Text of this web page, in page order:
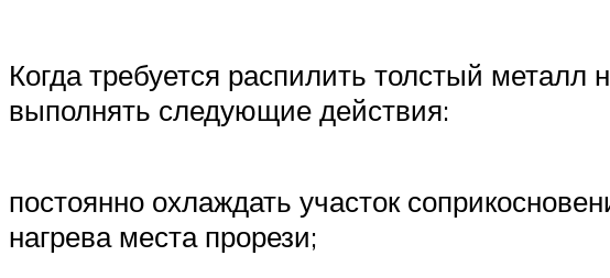
Когда требуется распилить толстый
выполнять следующие действия:
постоянно охлаждать участок
нагрева места прорези;